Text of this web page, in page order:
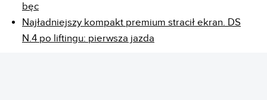
bęc
Najładniejszy kompakt premium stracił ekran. DS
N.4 po liftingu: pierwsza jazda